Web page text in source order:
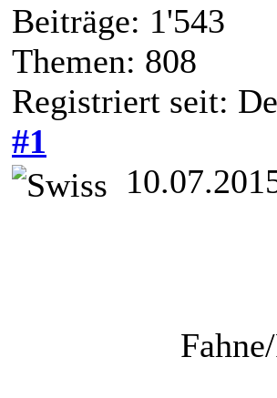
Beiträge: 1'543
Themen: 808
Registriert seit:
#1